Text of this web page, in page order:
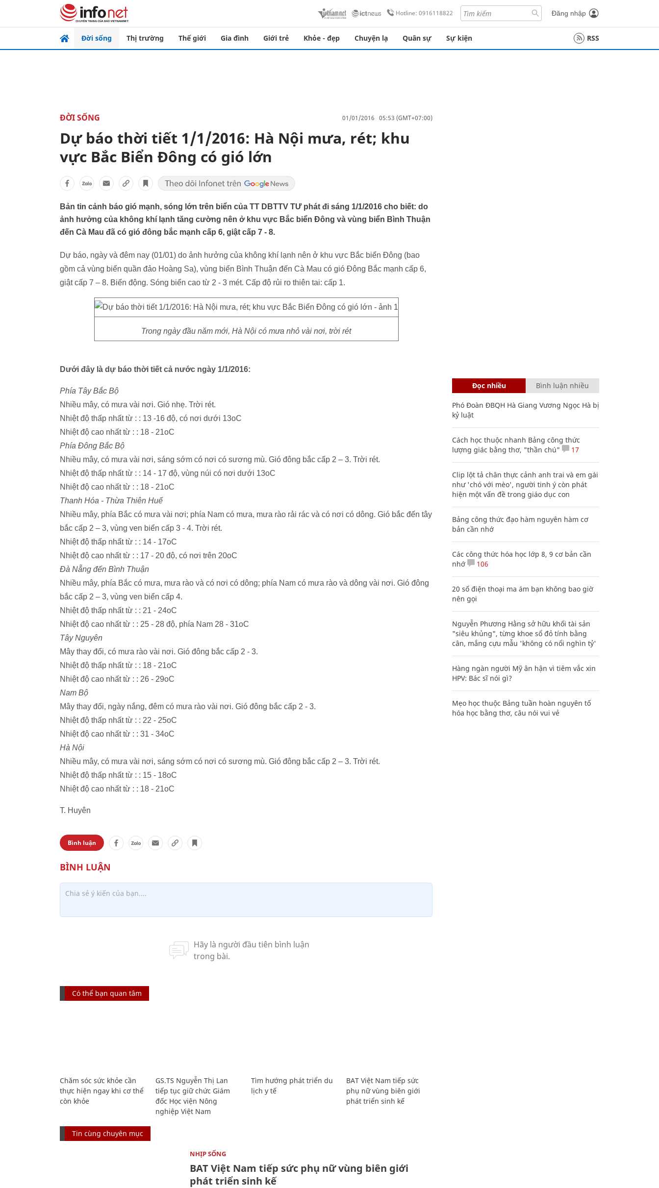
Hotline: 0916118822 Đăng nhập
Đời sống Thị trường Thế giới Gia đình Giới trẻ Khỏe - đẹp Chuyện lạ Quân sự Sự kiện RSS
ĐỜI SỐNG 01/01/2016 05:53 (GMT+07:00)
Dự báo thời tiết 1/1/2016: Hà Nội mưa, rét; khu
vực Bắc Biển Đông có gió lớn
Bản tin cảnh báo gió mạnh, sóng lớn trên biển của TT DBTTV TƯ phát đi sáng 1/1/2016 cho biết: do
ảnh hưởng của không khí lạnh tăng cường nên ở khu vực Bắc biển Đông và vùng biển Bình Thuận
đến Cà Mau đã có gió đông bắc mạnh cấp 6, giật cấp 7 - 8.
Dự báo, ngày và đêm nay (01/01) do ảnh hưởng của không khí lạnh nên ở khu vực Bắc biển Đông (bao
gồm cả vùng biển quần đảo Hoàng Sa), vùng biển Bình Thuận đến Cà Mau có gió Đông Bắc mạnh cấp 6,
giật cấp 7 – 8. Biển động. Sóng biển cao từ 2 - 3 mét. Cấp độ rủi ro thiên tai: cấp 1.
Trong ngày đầu năm mới, Hà Nội có mưa nhỏ vài nơi, trời rét
Dưới đây là dự báo thời tiết cả nước ngày 1/1/2016:
Phía Tây Bắc Bộ
Nhiều mây, có mưa vài nơi. Gió nhẹ. Trời rét.
Nhiệt độ thấp nhất từ : : 13 -16 độ, có nơi dưới 13oC
Nhiệt độ cao nhất từ : : 18 - 21oC
Phía Đông Bắc Bộ
Nhiều mây, có mưa vài nơi, sáng sớm có nơi có sương mù. Gió đông bắc cấp 2 – 3. Trời rét.
Nhiệt độ thấp nhất từ : : 14 - 17 độ, vùng núi có nơi dưới 13oC
Nhiệt độ cao nhất từ : : 18 - 21oC
Thanh Hóa - Thừa Thiên Huế
Nhiều mây, phía Bắc có mưa vài nơi; phía Nam có mưa, mưa rào rải rác và có nơi có dông. Gió bắc đến tây
bắc cấp 2 – 3, vùng ven biển cấp 3 - 4. Trời rét.
Nhiệt độ thấp nhất từ : : 14 - 17oC
Nhiệt độ cao nhất từ : : 17 - 20 độ, có nơi trên 20oC
Đà Nẵng đến Bình Thuận
Nhiều mây, phía Bắc có mưa, mưa rào và có nơi có dông; phía Nam có mưa rào và dông vài nơi. Gió đông
bắc cấp 2 – 3, vùng ven biển cấp 4.
Nhiệt độ thấp nhất từ : : 21 - 24oC
Nhiệt độ cao nhất từ : : 25 - 28 độ, phía Nam 28 - 31oC
Tây Nguyên
Mây thay đổi, có mưa rào vài nơi. Gió đông bắc cấp 2 - 3.
Nhiệt độ thấp nhất từ : : 18 - 21oC
Nhiệt độ cao nhất từ : : 26 - 29oC
Nam Bộ
Mây thay đổi, ngày nắng, đêm có mưa rào vài nơi. Gió đông bắc cấp 2 - 3.
Nhiệt độ thấp nhất từ : : 22 - 25oC
Nhiệt độ cao nhất từ : : 31 - 34oC
Hà Nội
Nhiều mây, có mưa vài nơi, sáng sớm có nơi có sương mù. Gió đông bắc cấp 2 – 3. Trời rét.
Nhiệt độ thấp nhất từ : : 15 - 18oC
Nhiệt độ cao nhất từ : : 18 - 21oC
T. Huyên
Bình luận
Có thể bạn quan tâm
Chăm sóc sức khỏe cần
thực hiện ngay khi cơ thể
còn khỏe
GS.TS Nguyễn Thị Lan
tiếp tục giữ chức Giám
đốc Học viện Nông
nghiệp Việt Nam
Tìm hướng phát triển du
lịch y tế
BAT Việt Nam tiếp sức
phụ nữ vùng biên giới
phát triển sinh kế
Tin cùng chuyên mục
NHỊP SỐNG
BAT Việt Nam tiếp sức phụ nữ vùng biên giới
phát triển sinh kế
Đọc nhiều Bình luận nhiều
Phó Đoàn ĐBQH Hà Giang Vương Ngọc Hà bị
kỷ luật
Cách học thuộc nhanh Bảng công thức
lượng giác bằng thơ, "thần chú"
17
Clip lột tả chân thực cảnh anh trai và em gái
như 'chó với mèo', người tinh ý còn phát
hiện một vấn đề trong giáo dục con
Bảng công thức đạo hàm nguyên hàm cơ
bản cần nhớ
Các công thức hóa học lớp 8, 9 cơ bản cần
nhớ
106
20 số điện thoại ma ám bạn không bao giờ
nên gọi
Nguyễn Phương Hằng sở hữu khối tài sản
"siêu khủng", từng khoe sổ đỏ tính bằng
cân, mắng cựu mẫu 'không có nổi nghìn tỷ'
Hàng ngàn người Mỹ ân hận vì tiêm vắc xin
HPV: Bác sĩ nói gì?
Mẹo học thuộc Bảng tuần hoàn nguyên tố
hóa học bằng thơ, câu nói vui vẻ